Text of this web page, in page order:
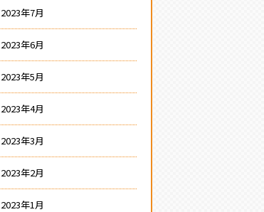
2023年7月
2023年6月
2023年5月
2023年4月
2023年3月
2023年2月
2023年1月